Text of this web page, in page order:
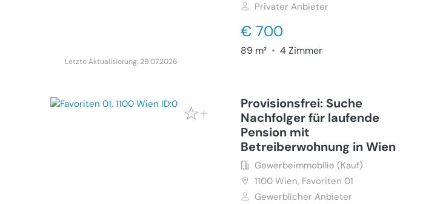
Privater Anbieter
€ 700
89 m² • 4 Zimmer
Letzte Aktualisierung: 29.07.2026
Provisionsfrei: Suche
Nachfolger für laufende
Pension mit
Betreiberwohnung in Wien
Gewerbeimmobilie (Kauf)
1100 Wien, Favoriten 01
Gewerblicher Anbieter